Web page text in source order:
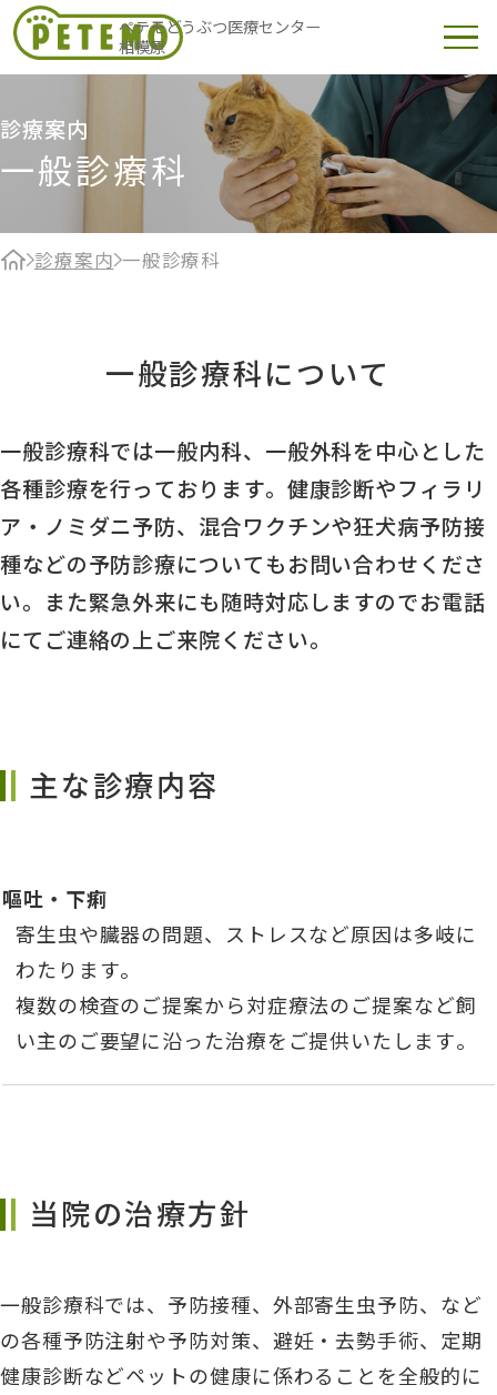
ペテモどうぶつ医療センター
相模原
診療案内
一般診療科
診療案内 一般診療科
一般診療科について
一般診療科では一般内科、一般外科を中心とした
各種診療を行っております。健康診断やフィラリ
ア・ノミダニ予防、混合ワクチンや狂犬病予防接
種などの予防診療についてもお問い合わせくださ
い。また緊急外来にも随時対応しますのでお電話
にてご連絡の上ご来院ください。
主な診療内容
嘔吐・下痢
寄生虫や臓器の問題、ストレスなど原因は多岐に
わたります。
複数の検査のご提案から対症療法のご提案など飼
い主のご要望に沿った治療をご提供いたします。
当院の治療方針
一般診療科では、予防接種、外部寄生虫予防、など
の各種予防注射や予防対策、避妊・去勢手術、定期
健康診断などペットの健康に係わることを全般的に